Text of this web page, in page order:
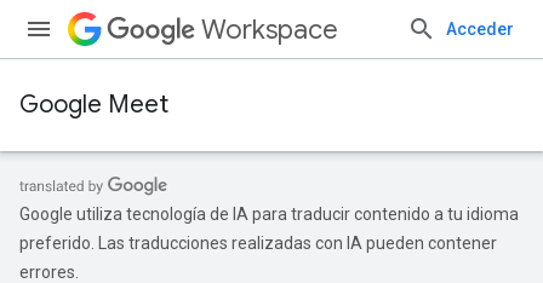
Workspace Acceder
Google Meet
Google utiliza tecnología de IA para traducir contenido a tu idioma
preferido. Las traducciones realizadas con IA pueden contener
errores.